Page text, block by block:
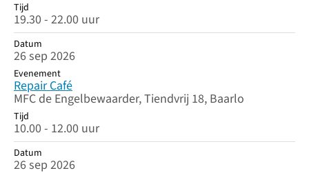
Tijd
19.30 - 22.00 uur
Datum
26 sep 2026
Evenement
Repair Café
MFC de Engelbewaarder, Tiendvrij 18, Baarlo
Tijd
10.00 - 12.00 uur
Datum
26 sep 2026